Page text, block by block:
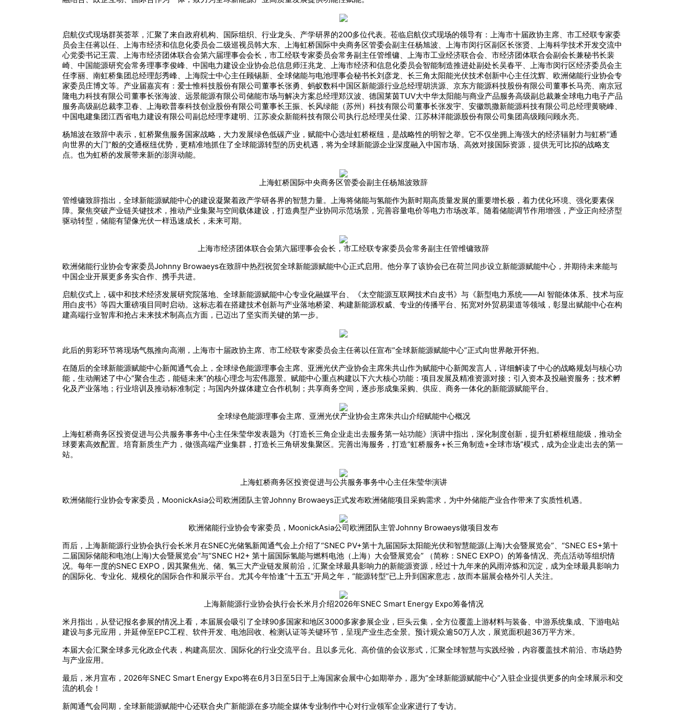
启航仪式现场群英荟萃，汇聚了来自政府机构、国际组织、行业龙头、产学研界的200多位代表。莅临启航仪式现场的领导有：上海市十届政协主席、市工经联专家委
员会主任蒋以任、上海市经济和信息化委员会二级巡视员韩大东、上海虹桥国际中央商务区管委会副主任杨旭波、上海市闵行区副区长张贤、上海科学技术开发交流中
心党委书记王震、上海市经济团体联合会第六届理事会会长，市工经联专家委员会常务副主任管维镛、上海市工业经济联合会、市经济团体联合会副会长兼秘书长裴
崎、中国能源研究会常务理事李俊峰、中国电力建设企业协会总信息师汪兆龙、上海市经济和信息化委员会智能制造推进处副处长吴春平、上海市闵行区经济委员会主
任李丽、南虹桥集团总经理彭秀峰、上海院士中心主任顾锡新、全球储能与电池理事会秘书长刘彦龙、长三角太阳能光伏技术创新中心主任沈辉、欧洲储能行业协会专
家委员庄博文等。产业届嘉宾有：爱士惟科技股份有限公司董事长张勇、蚂蚁数科中国区新能源行业总经理胡洪源、京东方能源科技股份有限公司董事长马亮、南京冠
隆电力科技有限公司董事长张海波、远景能源有限公司储能市场与解决方案总经理郑汉波、德国莱茵TUV大中华太阳能与商业产品服务高级副总裁兼全球电力电子产品
服务高级副总裁李卫春、上海欧普泰科技创业股份有限公司董事长王振、长风绿能（苏州）科技有限公司董事长张发宇、安徽凯撒新能源科技有限公司总经理黄晓峰、
中国电建集团江西省电力建设有限公司副总经理李建明、江苏凌众新能科技有限公司执行总经理吴仕梁、江苏林洋能源股份有限公司集团高级顾问顾永亮。
杨旭波在致辞中表示，虹桥聚焦服务国家战略，大力发展绿色低碳产业，赋能中心选址虹桥枢纽，是战略性的明智之举。它不仅坐拥上海强大的经济辐射力与虹桥“通
向世界的大门”般的交通枢纽优势，更精准地抓住了全球能源转型的历史机遇，将为全球新能源企业深度融入中国市场、高效对接国际资源，提供无可比拟的战略支
点。也为虹桥的发展带来新的澎湃动能。
上海虹桥国际中央商务区管委会副主任杨旭波致辞
管维镛致辞指出，全球新能源赋能中心的建设凝聚着政产学研各界的智慧力量。上海将储能与氢能作为新时期高质量发展的重要增长极，着力优化环境、强化要素保
障。聚焦突破产业链关键技术，推动产业集聚与空间载体建设，打造典型产业协同示范场景，完善容量电价等电力市场改革。随着储能调节作用增强，产业正向经济型
驱动转型，储能有望像光伏一样迅速成长，未来可期。
上海市经济团体联合会第六届理事会会长，市工经联专家委员会常务副主任管维镛致辞
欧洲储能行业协会专家委员Johnny Browaeys在致辞中热烈祝贺全球新能源赋能中心正式启用。他分享了该协会已在荷兰同步设立新能源赋能中心，并期待未来能与
中国企业开展更多务实合作、携手共进。
启航仪式上，碳中和技术经济发展研究院落地、全球新能源赋能中心专业化融媒平台、《太空能源互联网技术白皮书》与《新型电力系统——AI 智能体体系、技术与应
用白皮书》等四大重磅项目同时启动。这标志着在搭建技术创新与产业落地桥梁、构建新能源权威、专业的传播平台、拓宽对外贸易渠道等领域，彰显出赋能中心在构
建高端行业智库和抢占未来技术制高点方面，已迈出了坚实而关键的第一步。
此后的剪彩环节将现场气氛推向高潮，上海市十届政协主席、市工经联专家委员会主任蒋以任宣布“全球新能源赋能中心”正式向世界敞开怀抱。
在随后的全球新能源赋能中心新闻通气会上，全球绿色能源理事会主席、亚洲光伏产业协会主席朱共山作为赋能中心新闻发言人，详细解读了中心的战略规划与核心功
能，生动阐述了中心“聚合生态，能链未来”的核心理念与宏伟愿景。赋能中心重点构建以下六大核心功能：项目发展及精准资源对接；引入资本及投融资服务；技术孵
化及产业落地；行业培训及推动标准制定；与国内外媒体建立合作机制；共享商务空间，逐步形成集采购、供应、商务一体化的新能源赋能平台。
全球绿色能源理事会主席、亚洲光伏产业协会主席朱共山介绍赋能中心概况
上海虹桥商务区投资促进与公共服务事务中心主任朱莹华发表题为《打造长三角企业走出去服务第一站功能》演讲中指出，深化制度创新，提升虹桥枢纽能级，推动全
球要素高效配置。培育新质生产力，做强高端产业集群，打造长三角研发集聚区。完善出海服务，打造“虹桥服务+长三角制造+全球市场”模式，成为企业走出去的第一
站。
上海虹桥商务区投资促进与公共服务事务中心主任朱莹华演讲
欧洲储能行业协会专家委员，MoonickAsia公司欧洲团队主管Johnny Browaeys正式发布欧洲储能项目采购需求，为中外储能产业合作带来了实质性机遇。
欧洲储能行业协会专家委员，MoonickAsia公司欧洲团队主管Johnny Browaeys做项目发布
而后，上海新能源行业协会执行会长米月在SNEC光储氢新闻通气会上介绍了“SNEC PV+第十九届国际太阳能光伏和智慧能源(上海)大会暨展览会”、“SNEC ES+第十
二届国际储能和电池(上海)大会暨展览会”与“SNEC H2+ 第十届国际氢能与燃料电池（上海）大会暨展览会” （简称：SNEC EXPO）的筹备情况、亮点活动等组织情
况。每年一度的SNEC EXPO，因其聚焦光、储、氢三大产业链发展前沿，汇聚全球最具影响力的新能源资源，经过十九年来的风雨淬炼和沉淀，成为全球最具影响力
的国际化、专业化、规模化的国际合作和展示平台。尤其今年恰逢“十五五”开局之年，“能源转型”已上升到国家意志，故而本届展会格外引人关注。
上海新能源行业协会执行会长米月介绍2026年SNEC Smart Energy Expo筹备情况
米月指出，从登记报名参展的情况上看，本届展会吸引了全球90多国家和地区3000多家参展企业，巨头云集，全方位覆盖上游材料与装备、中游系统集成、下游电站
建设与多元应用，并延伸至EPC工程、软件开发、电池回收、检测认证等关键环节，呈现产业生态全景。预计观众逾50万人次，展览面积超36万平方米。
本届大会汇聚全球多元化政企代表，构建高层次、国际化的行业交流平台。且以多元化、高价值的会议形式，汇聚全球智慧与实践经验，内容覆盖技术前沿、市场趋势
与产业应用。
最后，米月宣布，2026年SNEC Smart Energy Expo将在6月3日至5日于上海国家会展中心如期举办，愿为“全球新能源赋能中心”入驻企业提供更多的向全球展示和交
流的机会！
新闻通气会同期，全球新能源赋能中心还联合央广新能源在多功能全媒体专业制作中心对行业领军企业家进行了专访。